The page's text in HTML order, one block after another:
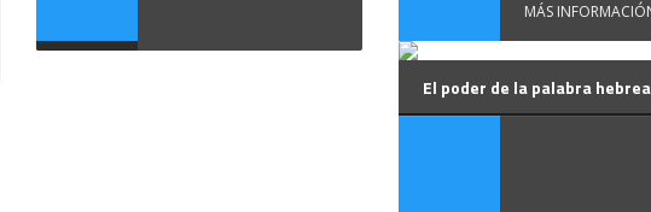
MÁS
El poder de la palabra hebrea